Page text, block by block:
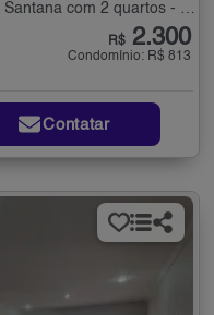
Apartamento para Alugar no Alto de Santana com 2 quartos - 57 m²
R$ 2.300
Condomínio: R$ 813
Contatar